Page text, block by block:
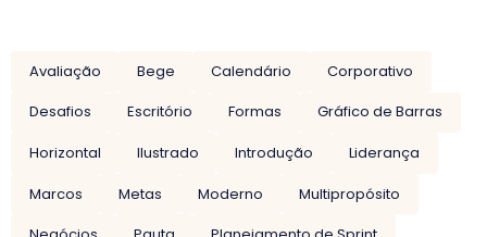
Avaliação Bege Calendário
Corporativo
Desafios
Escritório Formas
Gráfico de Barras
Horizontal
Ilustrado Introdução
Liderança
Marcos
Metas Moderno
Multipropósito